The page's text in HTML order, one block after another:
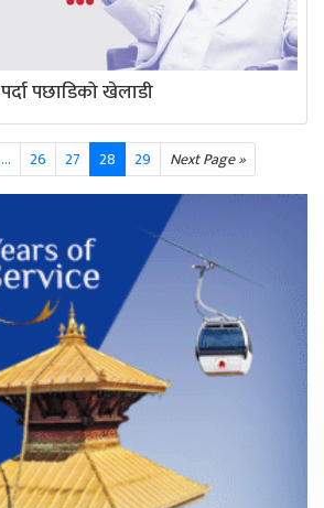
पर्दा पछाडिको खेलाडी
… 26 27 28 29 Next Page »